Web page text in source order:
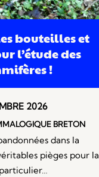
bouteilles et
l’étude des
!
2026
BRETON
dans la
pièges pour la